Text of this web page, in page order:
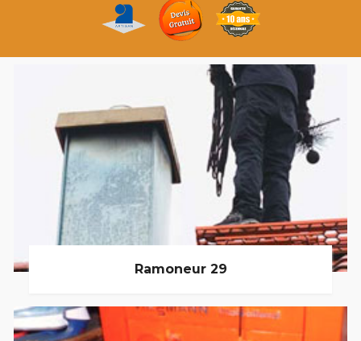
Ramoneur 29